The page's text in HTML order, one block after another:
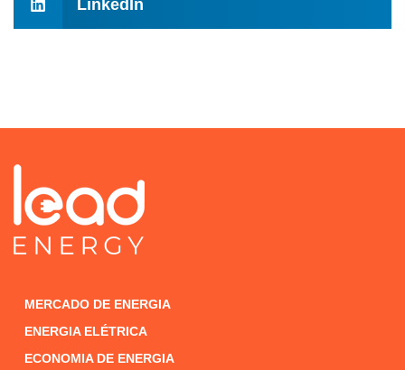
LinkedIn
MERCADO DE ENERGIA
ENERGIA ELÉTRICA
ECONOMIA DE ENERGIA